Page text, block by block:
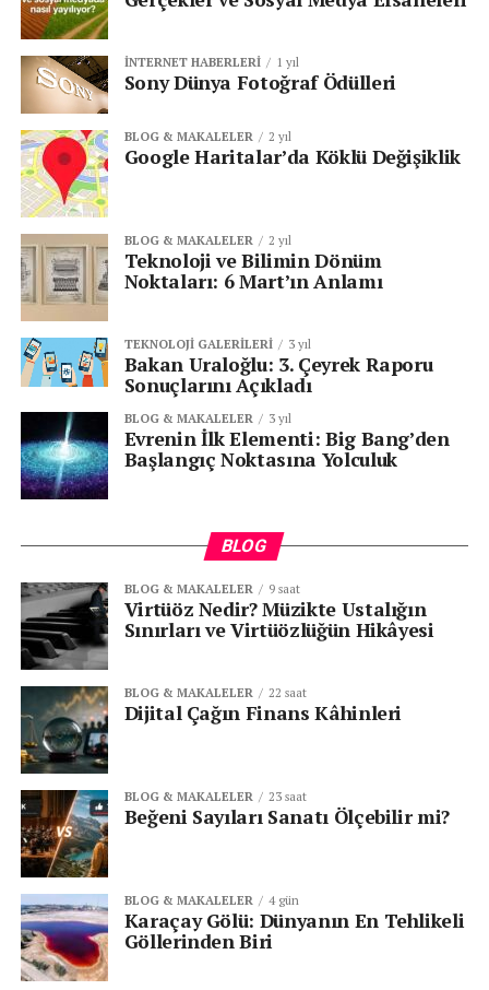
İNTERNET HABERLERI 1 yıl
Sony Dünya Fotoğraf Ödülleri
BLOG & MAKALELER 2 yıl
Google Haritalar’da Köklü Değişiklik
BLOG & MAKALELER 2 yıl
Teknoloji ve Bilimin Dönüm
Noktaları: 6 Mart’ın Anlamı
TEKNOLOJI GALERILERI 3 yıl
Bakan Uraloğlu: 3. Çeyrek Raporu
Sonuçlarını Açıkladı
BLOG & MAKALELER 3 yıl
Evrenin İlk Elementi: Big Bang’den
Başlangıç Noktasına Yolculuk
BLOG
BLOG & MAKALELER 9 saat
Virtüöz Nedir? Müzikte Ustalığın
Sınırları ve Virtüözlüğün Hikâyesi
BLOG & MAKALELER 22 saat
Dijital Çağın Finans Kâhinleri
BLOG & MAKALELER 23 saat
Beğeni Sayıları Sanatı Ölçebilir mi?
BLOG & MAKALELER 4 gün
Karaçay Gölü: Dünyanın En Tehlikeli
Göllerinden Biri